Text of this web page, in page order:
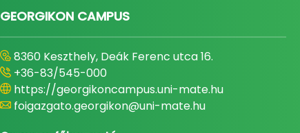
GEORGIKON CAMPUS
8360 Keszthely, Deák Ferenc utca 16.
+36-83/545-000
https://georgikoncampus.uni-mate.hu
foigazgato.georgikon@uni-mate.hu